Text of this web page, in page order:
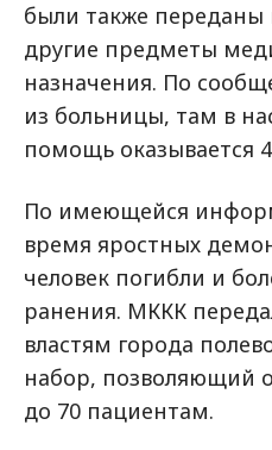
были также
другие предметы
назначения. По
из больницы, там в
помощь оказывается
По имеющейся
время яростных
человек погибли и
ранения. МККК
властям города
набор, позволяющий
до 70 пациентам.